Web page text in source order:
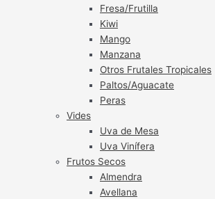
Fresa/Frutilla
Kiwi
Mango
Manzana
Otros Frutales Tropicales
Paltos/Aguacate
Peras
Vides
Uva de Mesa
Uva Vinífera
Frutos Secos
Almendra
Avellana